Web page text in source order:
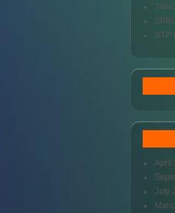
STP
April
July